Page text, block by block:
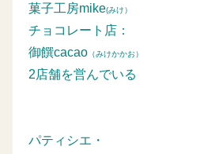
菓子工房mike(みけ）
チョコレート店：
御饌cacao （みけかかお）
2店舗を営んでいる
パティシエ・